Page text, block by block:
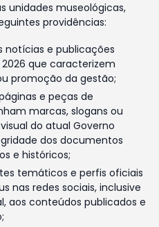
unidades museológicas,
providências:
e publicações
que caracterizem
promoção da gestão;
e peças de
marcas, slogans ou
do atual Governo
dos documentos
e históricos;
temáticos e perfis oficiais
nas redes sociais, inclusive
aos conteúdos publicados e